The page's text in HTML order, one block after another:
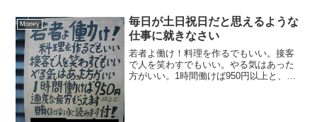
Are Tapp...
Money
毎日が土日祝日だと思えるような
仕事に就きなさい
若者よ働け！料理を作るでもいい。接客
で人を笑わすでもいい。やる気はあった
方がいい。1時間働けば950円以上と、適